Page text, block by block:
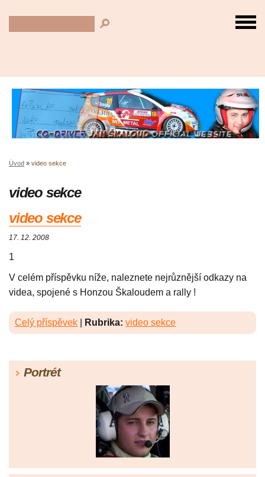
Úvod » video sekce
video sekce
video sekce
17. 12. 2008
1
V celém příspěvku níže, naleznete nejrůznější odkazy na
videa, spojené s Honzou Škaloudem a rally !
Celý příspěvek Rubrika: video sekce
Portrét